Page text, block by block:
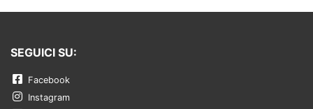
SEGUICI SU:
Facebook
Instagram